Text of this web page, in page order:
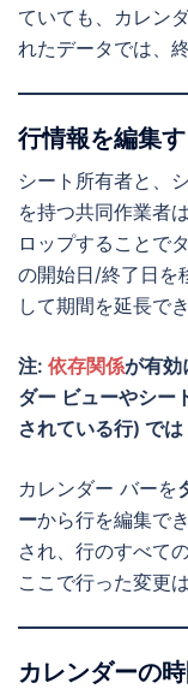
ていても、カレン
れたデータでは、
行情報を編集
シート所有者と、
を持つ共同作業者
ロップすることで
の開始日/終了日を
して期間を延長でき
注: 依存関係が有効
ダー ビューやシー
されている行) では
カレンダー バーを
ーから行を編集で
され、行のすべて
ここで行った変更は
カレンダーの